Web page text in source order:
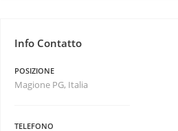
Info Contatto
POSIZIONE
Magione PG, Italia
TELEFONO